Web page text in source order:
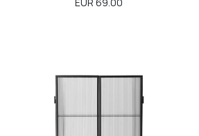
EUR 69.00